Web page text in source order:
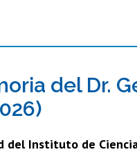
del Dr.
del Instituto de